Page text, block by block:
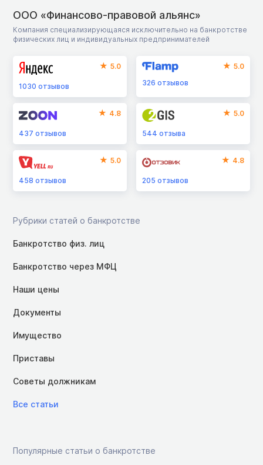
ООО «Финансово-правовой альянс»
Компания специализирующаяся исключительно на банкротстве
физических лиц и индивидуальных предпринимателей
5.0
1030 отзывов
5.0
326отзывов
4.8
437 отзывов
5.0
544отзыва
5.0
458 отзывов
4.8
205отзывов
Рубрики статей о банкротстве
Банкротство физ. лиц
Банкротство через МФЦ
Наши цены
Документы
Имущество
Приставы
Советы должникам
Все статьи
Популярные статьи о банкротстве